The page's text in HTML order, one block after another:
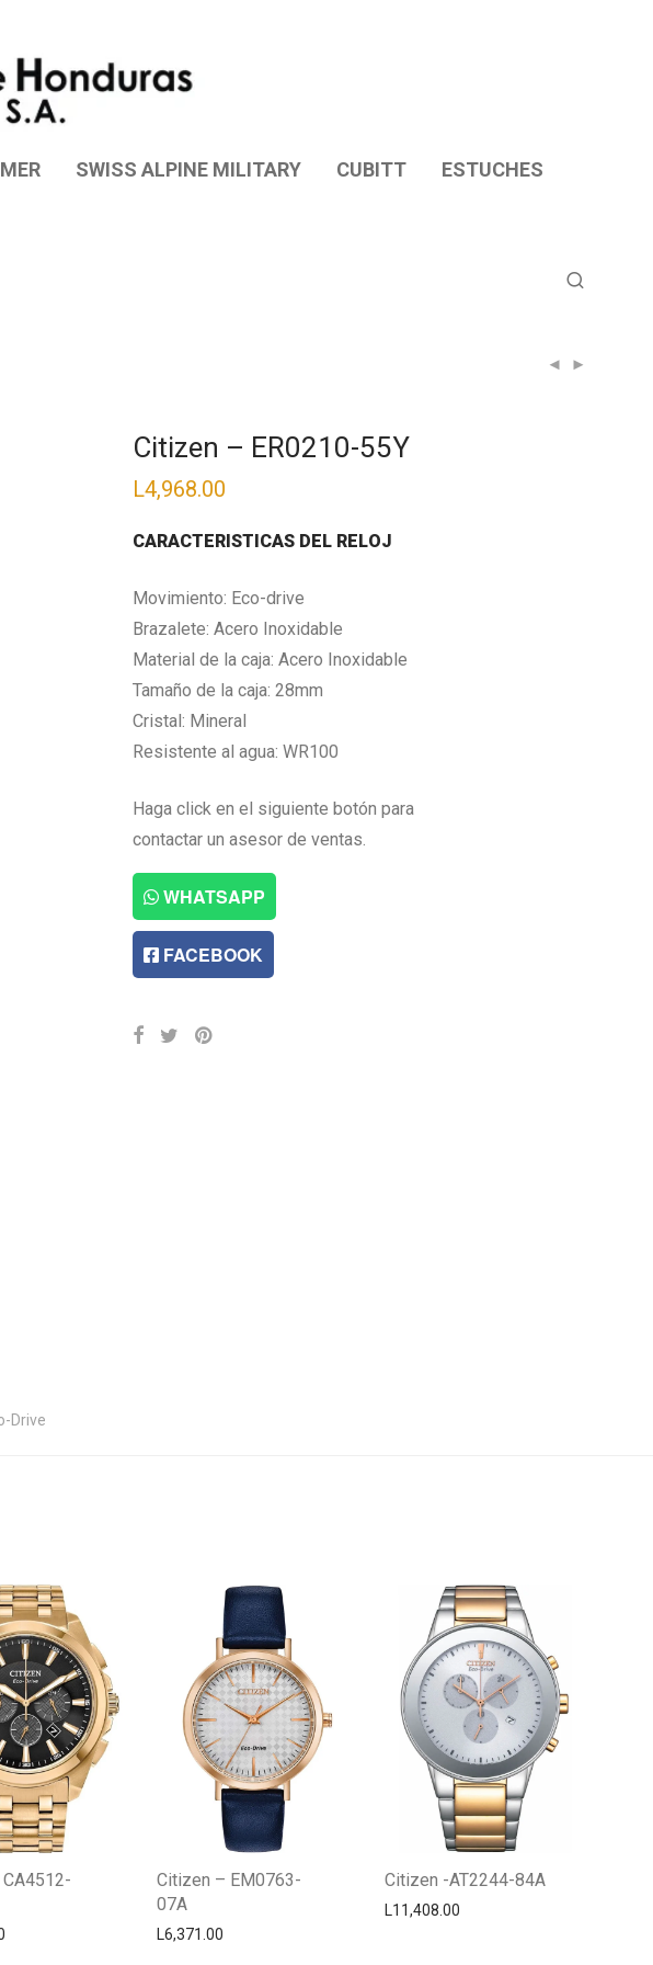
SWISS ALPINE MILITARY CUBITT ESTUCHES
Citizen – ER0210-55Y
L4,968.00
CARACTERISTICAS DEL RELOJ
Movimiento: Eco-drive
Brazalete: Acero Inoxidable
Material de la caja: Acero Inoxidable
Tamaño de la caja: 28mm
Cristal: Mineral
Resistente al agua: WR100
Haga click en el siguiente botón para
contactar un asesor de ventas.
WHATSAPP
FACEBOOK
Drive
Citizen – EM0763-
07A
L6,371.00
Citizen -AT2244-84A
L11,408.00
Centro Citizen
Typically replies within a day